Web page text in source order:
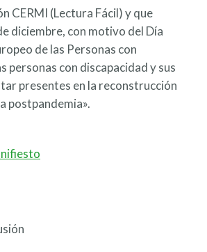
CERMI (Lectura Fácil) y que
diciembre, con motivo del Día
de las Personas con
personas con discapacidad y sus
presentes en la reconstrucción
postpandemia».